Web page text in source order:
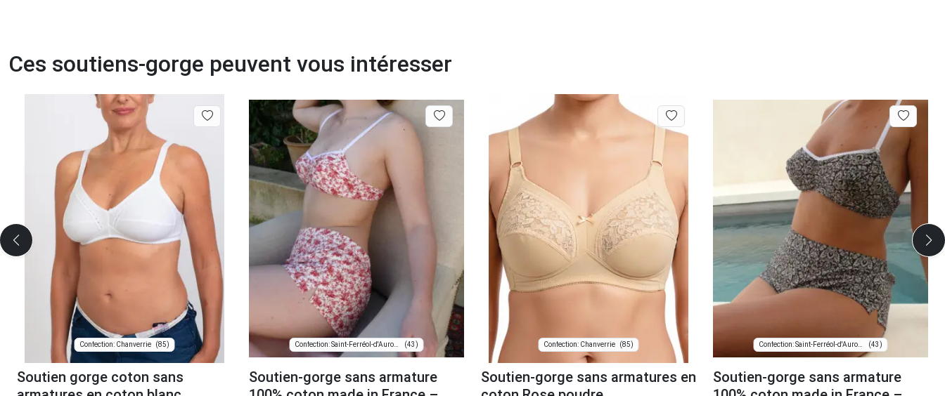
Ces soutiens-gorge peuvent vous intéresser
Confection: Chanverrie (85)
Soutien gorge coton sans
Confection: Saint-Ferréol-d'Auroure (43)
Soutien-gorge sans armature
Confection: Chanverrie (85)
Soutien-gorge sans armatures en
Confection: Saint-Ferréol-d'Auroure (43)
Soutien-gorge sans armature